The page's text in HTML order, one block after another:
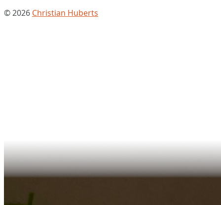
© 2026 Christian Huberts